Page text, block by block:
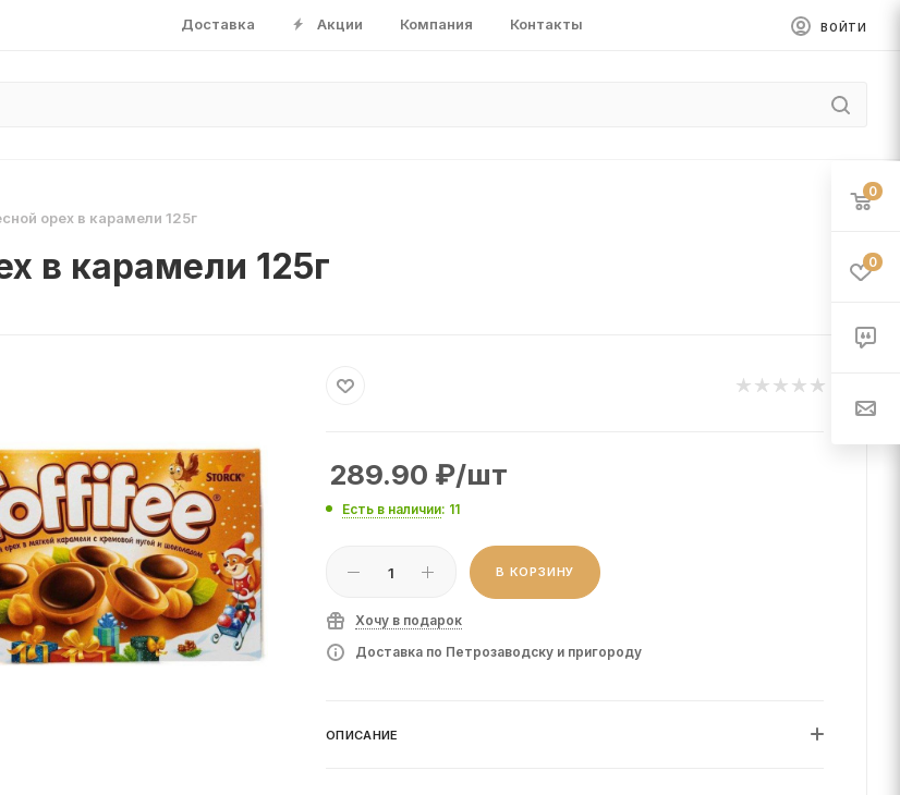
Доставка Акции Компания Контакты ВОЙТИ
орех в карамели 125г
в карамели 125г
289.90 ₽/шт
Есть в наличии: 11
В КОРЗИНУ
Хочу в подарок
Доставка по Петрозаводску и пригороду
ОПИСАНИЕ
0
0